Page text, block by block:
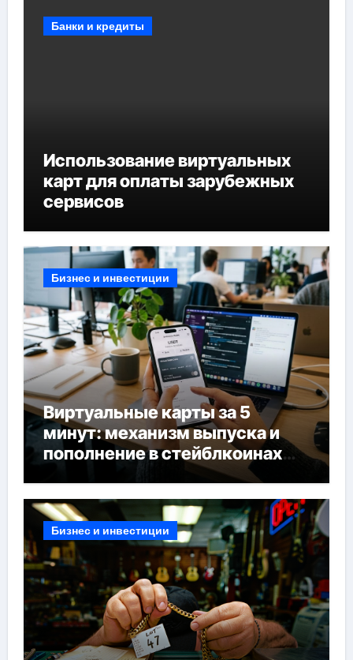
Банки и кредиты
Использование виртуальных
карт для оплаты зарубежных
сервисов
Бизнес и инвестиции
Виртуальные карты за 5
минут: механизм выпуска и
пополнение в стейблкоинах
без банковской верификации
Бизнес и инвестиции